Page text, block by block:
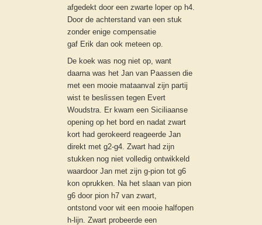
afgedekt door een zwarte loper op h4.
Door de achterstand van een stuk
zonder enige compensatie
gaf Erik dan ook meteen op.
De koek was nog niet op, want
daarna was het Jan van Paassen die
met een mooie mataanval zijn partij
wist te beslissen tegen Evert
Woudstra. Er kwam een Siciliaanse
opening op het bord en nadat zwart
kort had gerokeerd reageerde Jan
direkt met g2-g4. Zwart had zijn
stukken nog niet volledig ontwikkeld
waardoor Jan met zijn g-pion tot g6
kon oprukken. Na het slaan van pion
g6 door pion h7 van zwart,
ontstond voor wit een mooie halfopen
h-lijn. Zwart probeerde een